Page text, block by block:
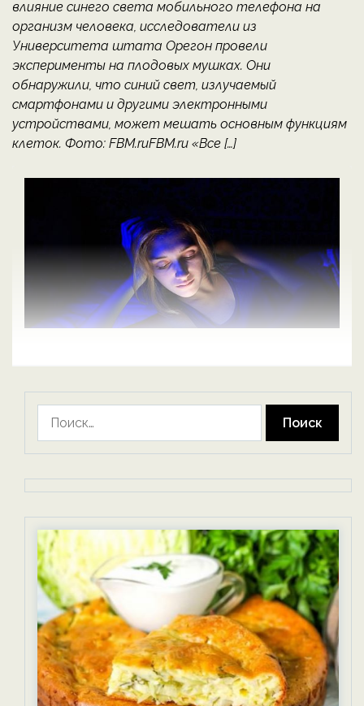
влияние синего света мобильного телефона на
организм человека, исследователи из
Университета штата Орегон провели
эксперименты на плодовых мушках. Они
обнаружили, что синий свет, излучаемый
смартфонами и другими электронными
устройствами, может мешать основным функциям
клеток. Фото: FBM.ruFBM.ru «Все […]